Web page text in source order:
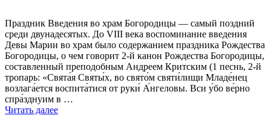
Праздник Введения во храм Богородицы — самый поздний
среди двунадесятых. До VIII века воспоминание введения
Девы Марии во храм было содержанием праздника Рождества
Богородицы, о чем говорит 2-й канон Рождества Богородицы,
составленный преподобным Андреем Критским (1 песнь, 2-й
тропарь: «Свята́я Святы́х, во свято́м святи́лищи Младе́нец
возлага́ется воспита́тися от руки́ А́нгеловы. Вси у́бо ве́рно
спра́зднуим в …
Читать далееВведение